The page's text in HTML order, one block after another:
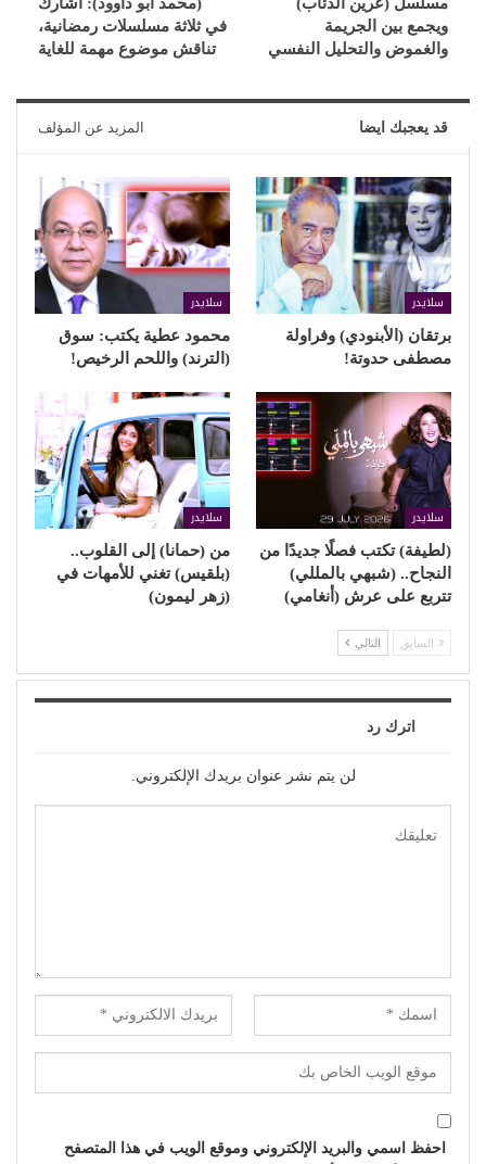
مسلسل (عرين الذئاب)
ويجمع بين الجريمة
والغموض والتحليل النفسي
(محمد أبو داوود): أشارك
في ثلاثة مسلسلات رمضانية،
تناقش موضوع مهمة للغاية
قد يعجبك ايضا المزيد عن المؤلف
سلايدر
برتقان (الأبنودي) وفراولة
مصطفى حدوتة!
سلايدر
محمود عطية يكتب: سوق
(الترند) واللحم الرخيص!
سلايدر
(لطيفة) تكتب فصلًا جديدًا من
النجاح.. (شبهي بالمللي)
تتربع على عرش (أنغامي)
سلايدر
من (حمانا) إلى القلوب..
(بلقيس) تغني للأمهات في
(زهر ليمون)
السابق التالي
اترك رد
لن يتم نشر عنوان بريدك الإلكتروني.
احفظ اسمي والبريد الإلكتروني وموقع الويب في هذا المتصفح